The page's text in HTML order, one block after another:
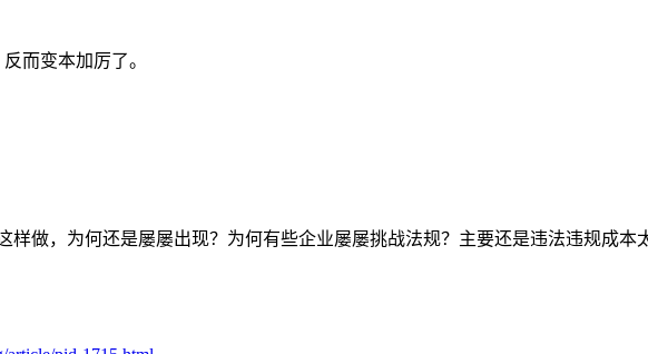
而变本加厉了。
做，为何还是屡屡出现？为何有些企业屡屡挑战法规？主要还是违法违规成本